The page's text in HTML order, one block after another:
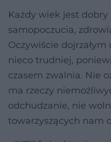
Każdy wiek jest
samopoczucia,
Oczywiście
nieco trudniej,
czasem zwalnia. Nie
ma rzeczy
odchudzanie, nie
towarzyszących nam